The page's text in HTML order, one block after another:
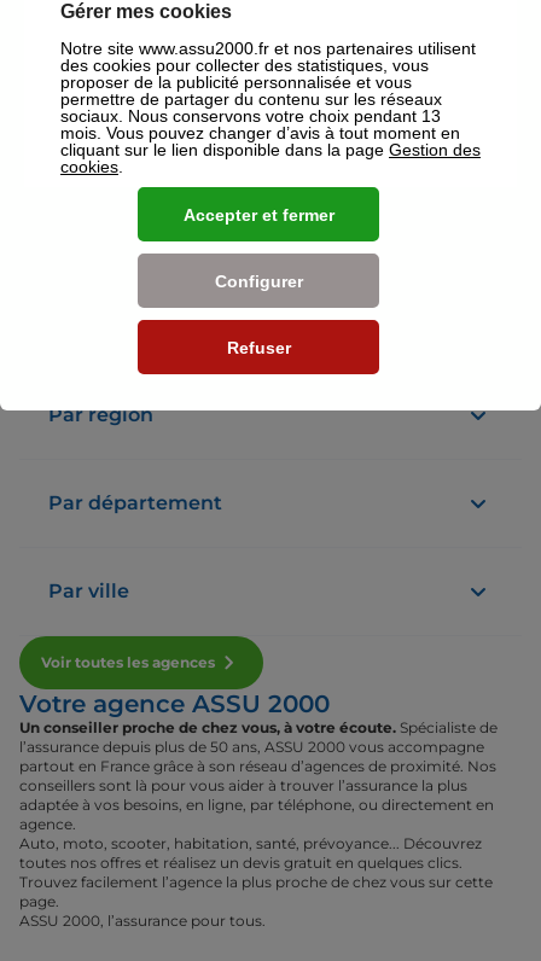
ASSU 2000 Bordeaux Portal
4,8 124 avis
FerméOuvre le 24 août à 09:30
Plus d'info
Voir plus
Nos établissements
Par région
Par département
Par ville
Voir toutes les agences
Votre agence ASSU 2000
Un conseiller proche de chez vous, à votre écoute. Spécialiste de
l’assurance depuis plus de 50 ans, ASSU 2000 vous accompagne
partout en France grâce à son réseau d’agences de proximité. Nos
conseillers sont là pour vous aider à trouver l’assurance la plus
adaptée à vos besoins, en ligne, par téléphone, ou directement en
agence.
Auto, moto, scooter, habitation, santé, prévoyance... Découvrez
toutes nos offres et réalisez un devis gratuit en quelques clics.
Trouvez facilement l’agence la plus proche de chez vous sur cette
page.
ASSU 2000, l’assurance pour tous.
Gérer mes cookies
Notre site www.assu2000.fr et nos partenaires utilisent
des cookies pour collecter des statistiques, vous
proposer de la publicité personnalisée et vous
permettre de partager du contenu sur les réseaux
sociaux. Nous conservons votre choix pendant 13
mois. Vous pouvez changer d’avis à tout moment en
cliquant sur le lien disponible dans la page Gestion des
cookies
Refuser
Configurer
Accepter et fermer